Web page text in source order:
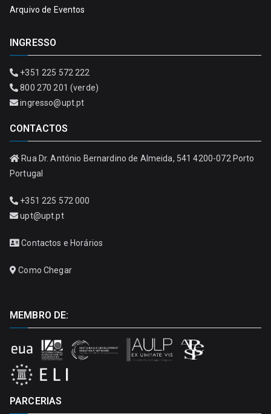
Arquivo de Eventos
INGRESSO
+351 225 572 222
800 270 201 (verde)
ingresso@upt.pt
CONTACTOS
Rua Dr. António Bernardino de Almeida, 541 4200-072 Porto
Portugal
+351 225 572 000
upt@upt.pt
Contactos e Horários
Como Chegar
MEMBRO DE:
PARCERIAS